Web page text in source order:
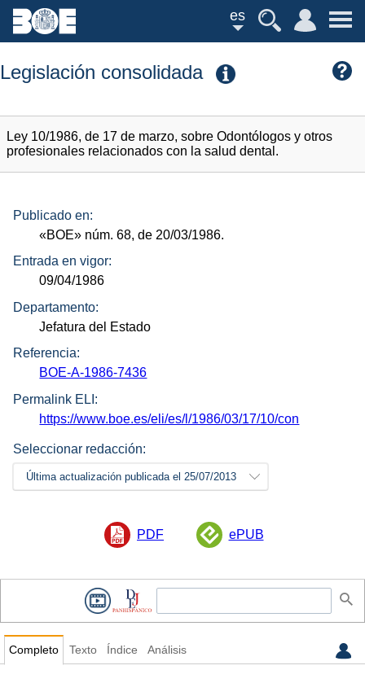
es
Legislación consolidada
Ley 10/1986, de 17 de marzo, sobre Odontólogos y otros
profesionales relacionados con la salud dental.
Publicado en:
«BOE» núm. 68, de 20/03/1986.
Entrada en vigor:
09/04/1986
Departamento:
Jefatura del Estado
Referencia:
BOE-A-1986-7436
Permalink ELI:
https://www.boe.es/eli/es/l/1986/03/17/10/con
Seleccionar redacción:
Última actualización publicada el 25/07/2013
PDF ePUB
Completo Texto Índice Análisis